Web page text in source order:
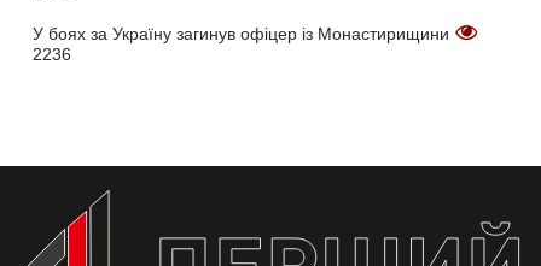
У боях за Україну загинув офіцер із Монастирищини
2236